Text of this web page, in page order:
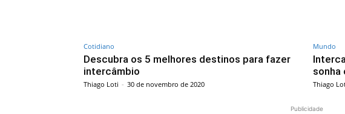
Cotidiano
Descubra os 5 melhores destinos para fazer
intercâmbio
Thiago Loti - 30 de novembro de 2020
Mundo
sonha
Thiago
Publicidade